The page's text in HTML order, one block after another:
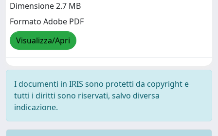
Dimensione 2.7 MB
Formato Adobe PDF
Visualizza/Apri
I documenti in IRIS sono protetti da copyright e
tutti i diritti sono riservati, salvo diversa
indicazione.